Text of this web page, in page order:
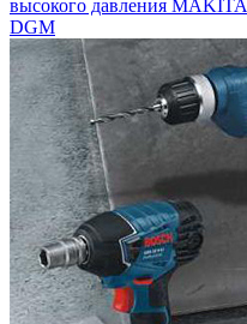
высокого давления MAKITA
DGM